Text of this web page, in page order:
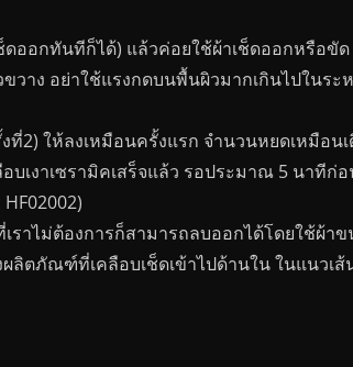
ดออกทันทีก็ได้) แล้วค่อยใช้ผ้าเช็ดออกหรือขัด
วาง อย่าใช้แรงกดบนพื้นผิวมากเกินไปในระ
ให้ลงเหมือนครั้งแรก จำนวนหยดเหมือน
เงาเซรามิคเสร็จแล้ว รอประมาณ 5 นาทีก่
าไม่ต้องการก็สามารถลบออกได้โดยใช้ผ้า
ลิตภัณฑ์ที่เคลือบเช็ดเข้าไปด้านใน ในแนวเส้